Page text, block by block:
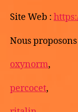
Site Web :
Nous
oxynorm,
percocet,